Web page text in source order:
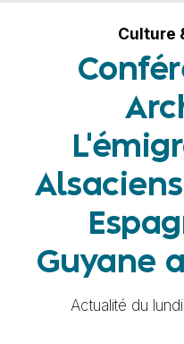
Culture
Guyane
Actualité du